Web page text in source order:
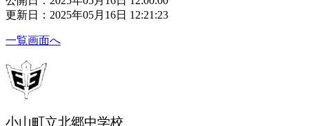
更新日：2025年05月16日 12:21:23
一覧画面へ
小山町立北郷中学校